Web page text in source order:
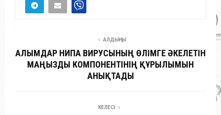
АЛДЫҢҒЫ
ҒАЛЫМДАР НИПА ВИРУСЫНЫҢ ӨЛІМГЕ ӘКЕЛЕТІН
МАҢЫЗДЫ КОМПОНЕНТІНІҢ ҚҰРЫЛЫМЫН
АНЫҚТАДЫ
КЕЛЕСІ